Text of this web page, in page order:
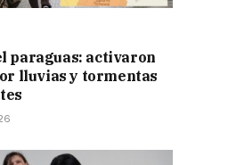
paraguas: activaron
lluvias y tormentas